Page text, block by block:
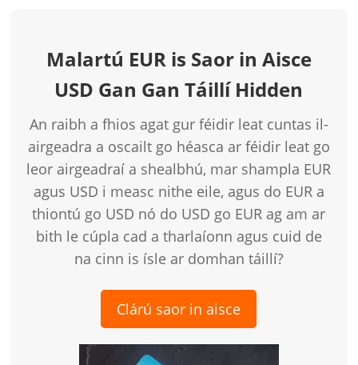
Malartú EUR is Saor in Aisce
USD Gan Gan Táillí Hidden
An raibh a fhios agat gur féidir leat cuntas il-
airgeadra a oscailt go héasca ar féidir leat go
leor airgeadraí a shealbhú, mar shampla EUR
agus USD i measc nithe eile, agus do EUR a
thiontú go USD nó do USD go EUR ag am ar
bith le cúpla cad a tharlaíonn agus cuid de
na cinn is ísle ar domhan táillí?
Clárú saor in aisce